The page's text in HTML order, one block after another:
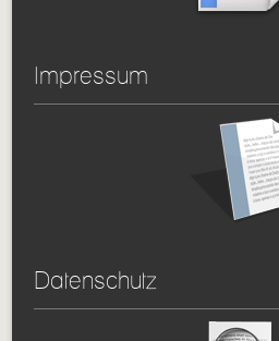
Impressum
Datenschutz